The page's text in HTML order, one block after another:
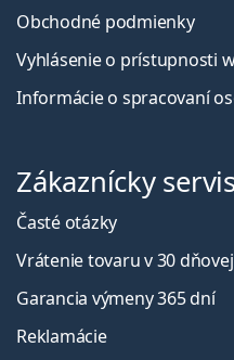
Obchodné podmienky
Vyhlásenie o prístupnosti
Informácie o spracovaní
Zákaznícky servis
Časté otázky
Vrátenie tovaru v 30
Garancia výmeny 365 dní
Reklamácie